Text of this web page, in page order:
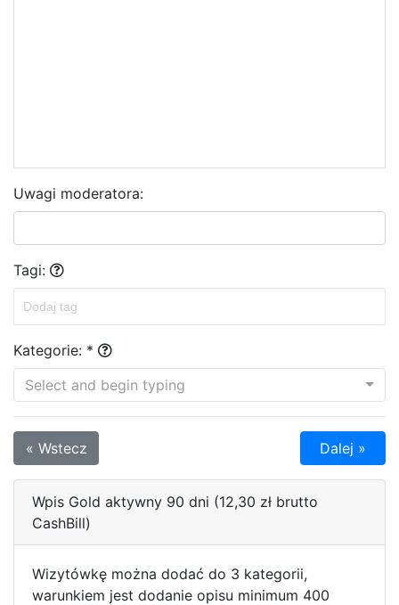
Uwagi moderatora:
Tagi:
Kategorie: *
Select and begin typing
« Wstecz Dalej »
Wpis Gold aktywny 90 dni (12,30 zł brutto
CashBill)
Wizytówkę można dodać do 3 kategorii,
warunkiem jest dodanie opisu minimum 400